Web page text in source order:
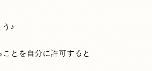
♪
とを自分に許可すると